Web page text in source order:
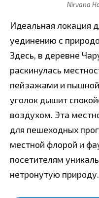
Nirvana
Идеальная локация
уединению с
Здесь, в деревне
раскинулась
пейзажами и
уголок дышит
воздухом. Эта
для пешеходных
местной флорой и
посетителям
нетронутую природу.